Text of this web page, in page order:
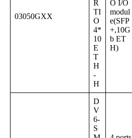
03050GXX
R
TI
O
4*
10
E
T
H
-
H
O I/O
modul
e(SFP
+,10G
b ET
H)
D
V
6-
S